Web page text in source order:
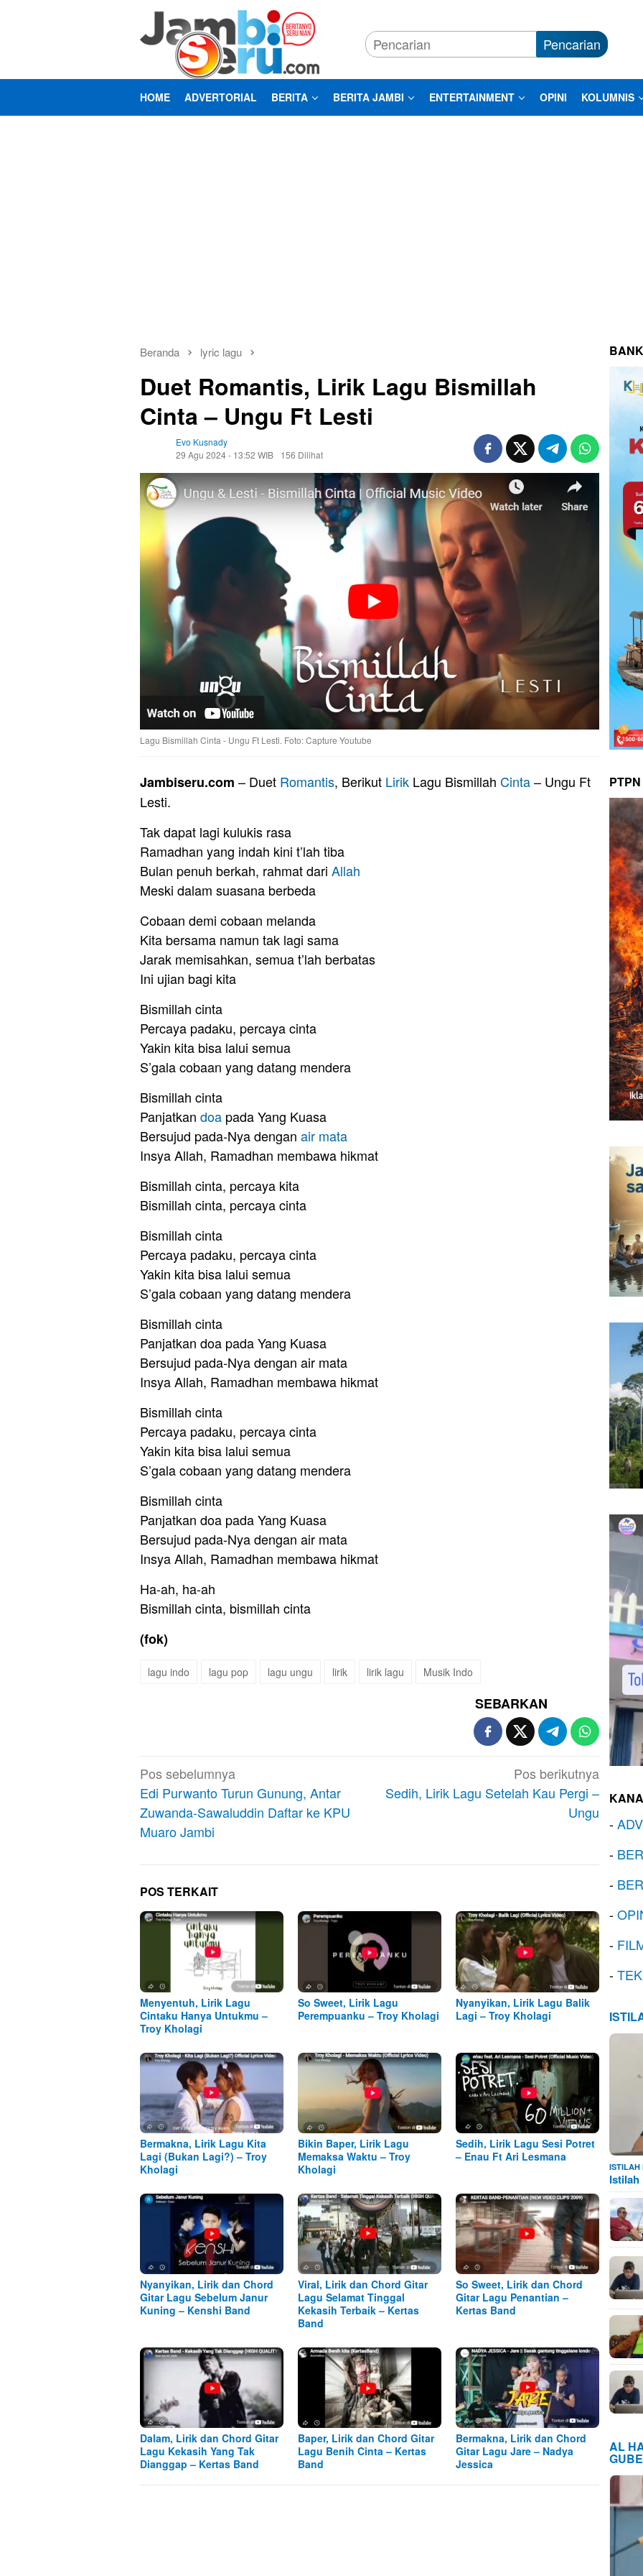
Pencarian
HOME ADVERTORIAL BERITA BERITA JAMBI ENTERTAINMENT OPINI KOLUMNIS
Beranda lyric lagu
Duet Romantis, Lirik Lagu Bismillah
Cinta – Ungu Ft Lesti
Evo Kusnady
29 Agu 2024 - 13:52 WIB
156 Dilihat
Lagu Bismillah Cinta - Ungu Ft Lesti. Foto: Capture Youtube
Jambiseru.com – Duet Romantis, Berikut Lirik Lagu Bismillah Cinta– Ungu Ft
Lesti.
Tak dapat lagi kulukis rasa
Ramadhan yang indah kini t’lah tiba
Bulan penuh berkah, rahmat dari Allah
Meski dalam suasana berbeda
Cobaan demi cobaan melanda
Kita bersama namun tak lagi sama
Jarak memisahkan, semua t’lah berbatas
Ini ujian bagi kita
Bismillah cinta
Percaya padaku, percaya cinta
Yakin kita bisa lalui semua
S’gala cobaan yang datang mendera
Bismillah cinta
Panjatkan doa pada Yang Kuasa
Bersujud pada-Nya dengan air mata
Insya Allah, Ramadhan membawa hikmat
Bismillah cinta, percaya kita
Bismillah cinta, percaya cinta
Bismillah cinta
Percaya padaku, percaya cinta
Yakin kita bisa lalui semua
S’gala cobaan yang datang mendera
Bismillah cinta
Panjatkan doa pada Yang Kuasa
Bersujud pada-Nya dengan air mata
Insya Allah, Ramadhan membawa hikmat
Bismillah cinta
Percaya padaku, percaya cinta
Yakin kita bisa lalui semua
S’gala cobaan yang datang mendera
Bismillah cinta
Panjatkan doa pada Yang Kuasa
Bersujud pada-Nya dengan air mata
Insya Allah, Ramadhan membawa hikmat
Ha-ah, ha-ah
Bismillah cinta, bismillah cinta
(fok)
lagu indo lagu pop lagu ungu lirik lirik lagu Musik Indo
SEBARKAN
Navigasi
pos
Pos sebelumnya
Edi Purwanto Turun Gunung, Antar
Zuwanda-Sawaluddin Daftar ke KPU
Muaro Jambi
Pos berikutnya
Sedih, Lirik Lagu Setelah Kau Pergi –
Ungu
POS TERKAIT
Menyentuh, Lirik Lagu
Cintaku Hanya Untukmu –
Troy Kholagi
So Sweet, Lirik Lagu
Perempuanku – Troy Kholagi
Nyanyikan, Lirik Lagu Balik
Lagi – Troy Kholagi
Bermakna, Lirik Lagu Kita
Lagi (Bukan Lagi?) – Troy
Kholagi
Bikin Baper, Lirik Lagu
Memaksa Waktu – Troy
Kholagi
Sedih, Lirik Lagu Sesi Potret
– Enau Ft Ari Lesmana
Nyanyikan, Lirik dan Chord
Gitar Lagu Sebelum Janur
Kuning – Kenshi Band
Viral, Lirik dan Chord Gitar
Lagu Selamat Tinggal
Kekasih Terbaik – Kertas
Band
So Sweet, Lirik dan Chord
Gitar Lagu Penantian –
Kertas Band
Dalam, Lirik dan Chord Gitar
Lagu Kekasih Yang Tak
Dianggap – Kertas Band
Baper, Lirik dan Chord Gitar
Lagu Benih Cinta – Kertas
Band
Bermakna, Lirik dan Chord
Gitar Lagu Jare – Nadya
Jessica
-
-
-
-
-
-
ISTILAH
Istilah
AL